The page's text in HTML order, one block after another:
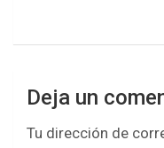
Deja un
Tu dirección de